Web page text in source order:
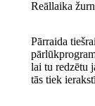
Reāllaika
Pārraida
lai tu redzētu
tās tiek